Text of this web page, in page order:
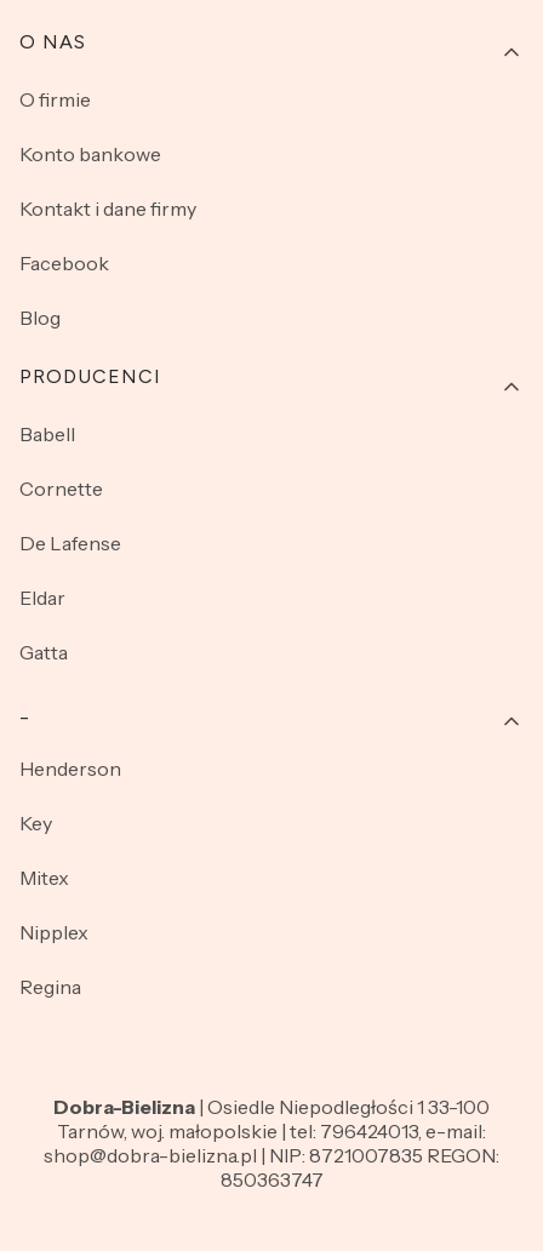
O NAS
O firmie
Konto bankowe
Kontakt i dane firmy
Facebook
Blog
PRODUCENCI
Babell
Cornette
De Lafense
Eldar
Gatta
Henderson
Key
Mitex
Nipplex
Regina
Dobra-Bielizna | Osiedle Niepodległości 1 33-100
Tarnów, woj. małopolskie | tel: 796424013, e-mail:
shop@dobra-bielizna.pl | NIP: 8721007835 REGON:
850363747